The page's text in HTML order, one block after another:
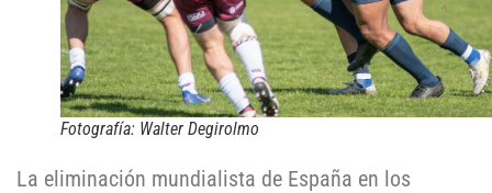
Fotografía: Walter Degirolmo
La eliminación mundialista de España en los